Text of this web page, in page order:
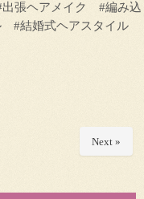
張ヘアメイク #編み込
#結婚式ヘアスタイル
Next »